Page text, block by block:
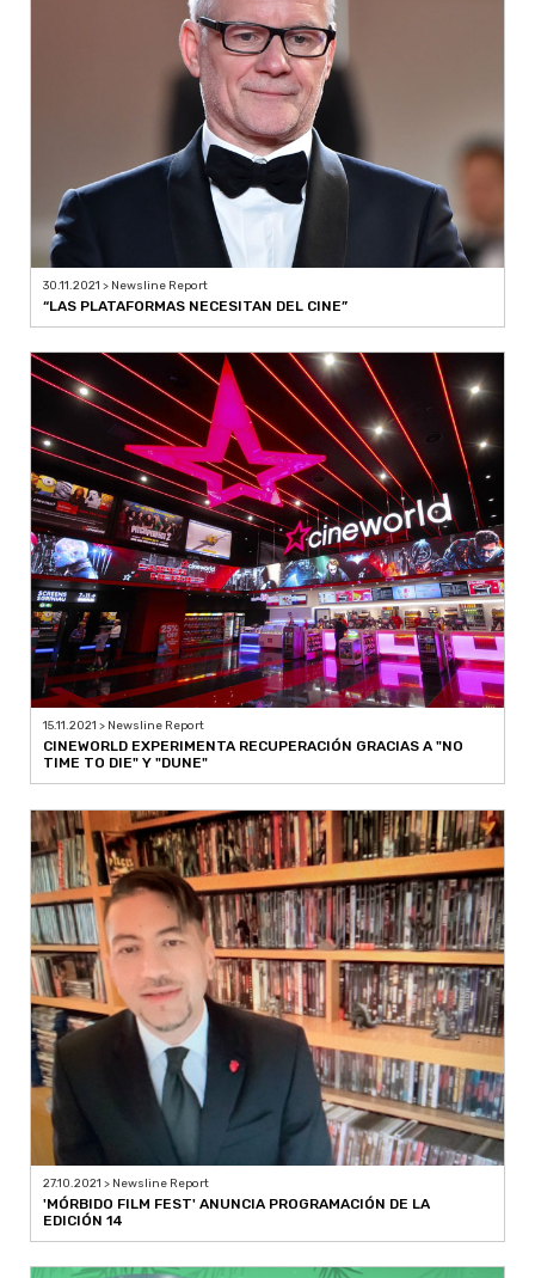
30.11.2021 > Newsline Report
“LAS PLATAFORMAS NECESITAN DEL CINE”
15.11.2021 > Newsline Report
CINEWORLD EXPERIMENTA RECUPERACIÓN GRACIAS A "NO
TIME TO DIE" Y "DUNE"
27.10.2021 > Newsline Report
'MÓRBIDO FILM FEST' ANUNCIA PROGRAMACIÓN DE LA
EDICIÓN 14